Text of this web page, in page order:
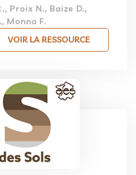
Proix N., Baize D.,
Monna F.
VOIR LA RESSOURCE